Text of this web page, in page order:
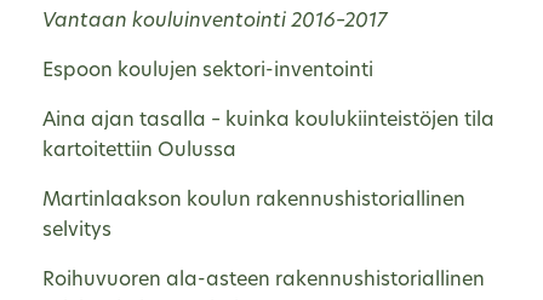
Vantaan kouluinventointi 2016–2017
Espoon koulujen sektori-inventointi
Aina ajan tasalla – kuinka koulukiinteistöjen tila
kartoitettiin Oulussa
Martinlaakson koulun rakennushistoriallinen
selvitys
Roihuvuoren ala-asteen rakennushistoriallinen